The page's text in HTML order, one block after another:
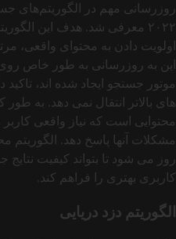
روزرسانی مهم در الگوریتم‌های
۲۰۲۲ معرفی شد. هدف این
اولویت دادن به محتوای واقعی،
این به‌ روزرسانی به طور خاص
موتور جستجو ایجاد شده‌ اند،
های بالاتر انتقال نمی دهد. به طور
محتوایی است که نیاز واقعی
مشکلات آنها پاسخ دهد. الگوریتم
روز می‌ شود تا بتواند کیفیت نتایج
کاربری بهتری را فراهم کند.
الگوریتم دزد دریایی